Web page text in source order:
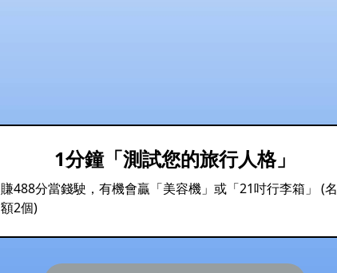
1分鐘「測試您的旅行人格」
賺488分當錢駛，有機會贏「美容機」或「21吋行李箱」 (名
額2個)